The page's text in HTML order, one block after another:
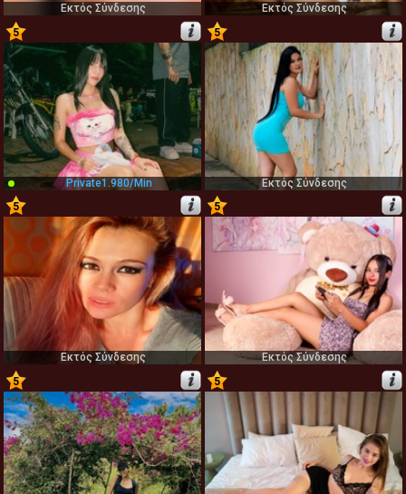
Εκτός Σύνδεσης
Εκτός Σύνδεσης
5
37
Private1.980/min
5
38
Εκτός Σύνδεσης
5
Εκτός Σύνδεσης
5
40
Εκτός Σύνδεσης
5
41
5